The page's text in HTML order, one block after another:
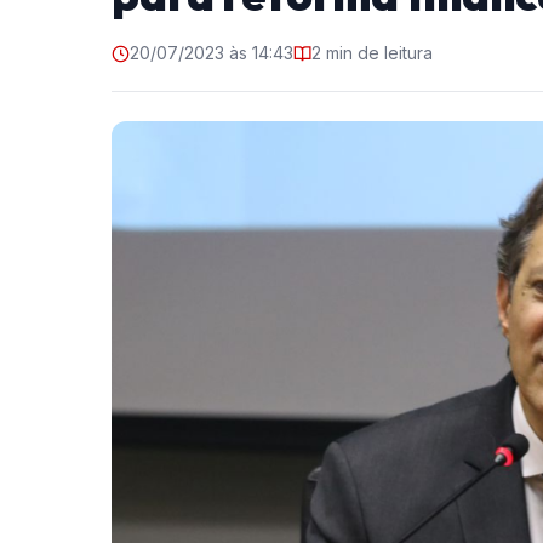
20/07/2023 às 14:43 2 min de leitura